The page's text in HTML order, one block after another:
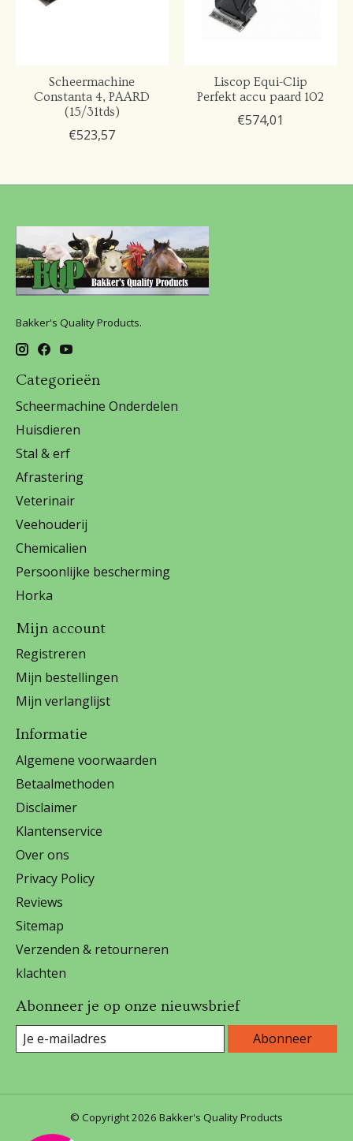
Scheermachine
Constanta 4, PAARD
(15/31tds)
€523,57
Liscop Equi-Clip
Perfekt accu paard 102
€574,01
Bakker's Quality Products.
Categorieën
Scheermachine Onderdelen
Huisdieren
Stal & erf
Afrastering
Veterinair
Veehouderij
Chemicalien
Persoonlijke bescherming
Horka
Mijn account
Registreren
Mijn bestellingen
Mijn verlanglijst
Informatie
Algemene voorwaarden
Betaalmethoden
Disclaimer
Klantenservice
Over ons
Privacy Policy
Reviews
Sitemap
Verzenden & retourneren
klachten
Abonneer je op onze nieuwsbrief
Abonneer
© Copyright 2026 Bakker's Quality Products